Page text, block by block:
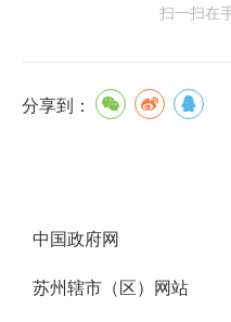
扫一扫在
分享到：
中国政府网
苏州辖市（区）网站